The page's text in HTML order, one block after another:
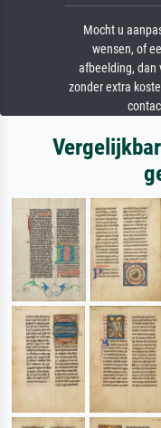
Mocht u
wensen, of
afbeelding, dan
zonder extra